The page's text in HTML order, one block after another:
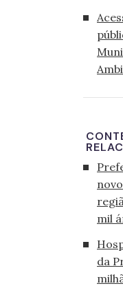
mil
da